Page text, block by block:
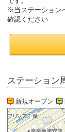
※当ステーション
確認ください
ステーション
新規オープン